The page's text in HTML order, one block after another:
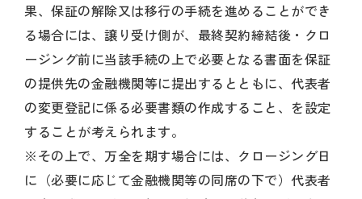
果、保証の解除又は移行の手続を進めることができ
る場合には、譲り受け側が、最終契約締結後・クロ
ージング前に当該手続の上で必要となる書面を保証
の提供先の金融機関等に提出するとともに、代表者
の変更登記に係る必要書類の作成すること、を設定
することが考えられます。
※その上で、万全を期す場合には、クロージング日
に（必要に応じて金融機関等の同席の下で）代表者